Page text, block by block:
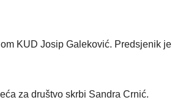
KUD Josip Galeković. Predsjenik je
za društvo skrbi Sandra Crnić.